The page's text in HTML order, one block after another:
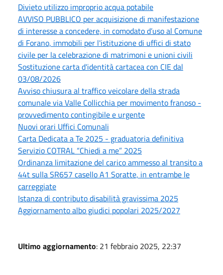
Divieto utilizzo improprio acqua potabile
AVVISO PUBBLICO per acquisizione di manifestazione
di interesse a concedere, in comodato d’uso al Comune
di Forano, immobili per l'istituzione di uffici di stato
civile per la celebrazione di matrimoni e unioni civili
Sostituzione carta d'identità cartacea con CIE dal
03/08/2026
Avviso chiusura al traffico veicolare della strada
comunale via Valle Collicchia per movimento franoso -
provvedimento contingibile e urgente
Nuovi orari Uffici Comunali
Carta Dedicata a Te 2025 - graduatoria definitiva
Servizio COTRAL “Chiedi a me” 2025
Ordinanza limitazione del carico ammesso al transito a
44t sulla SR657 casello A1 Soratte, in entrambe le
carreggiate
Istanza di contributo disabilità gravissima 2025
Aggiornamento albo giudici popolari 2025/2027
Ultimo aggiornamento: 21 febbraio 2025, 22:37